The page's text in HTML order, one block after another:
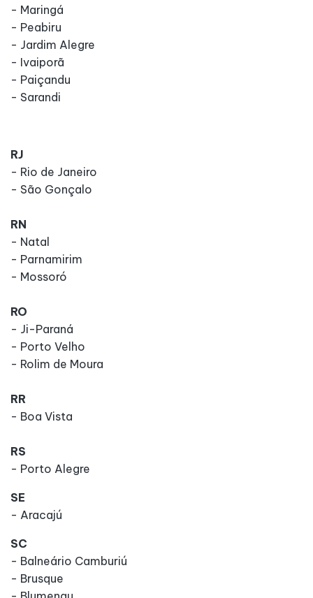
- Maringá
- Peabiru
- Jardim Alegre
- Ivaiporã
- Paiçandu
- Sarandi
RJ
- Rio de Janeiro
- São Gonçalo
RN
- Natal
- Parnamirim
- Mossoró
RO
- Ji-Paraná
- Porto Velho
- Rolim de Moura
RR
- Boa Vista
RS
- Porto Alegre
SE
- Aracajú
SC
- Balneário Camburiú
- Brusque